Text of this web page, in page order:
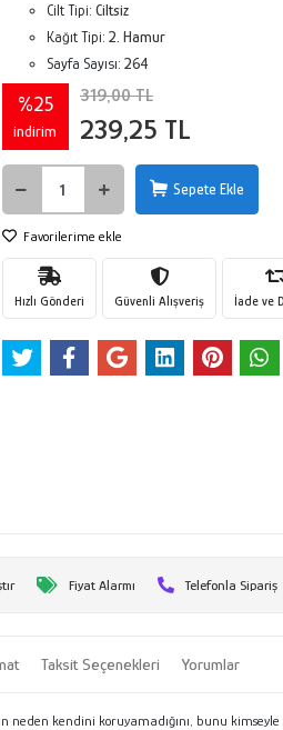
Cilt Tipi: Ciltsiz
Kağıt Tipi: 2. Hamur
Sayfa Sayısı: 264
%25
indirim
319,00 TL
239,25 TL
Sepete Ekle
Favorilerime ekle
Hızlı Gönderi Güvenli Alışveriş İade ve
Fiyat Alarmı Telefonla Sipariş
Taksit Seçenekleri Yorumlar
kendini koruyamadığını, bunu